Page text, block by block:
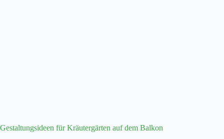
Gestaltungsideen für Kräutergärten auf dem Balkon